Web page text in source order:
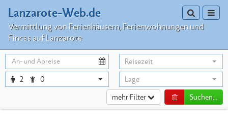
Toggle
Lanzarote-Web.de
Vermittlung von Ferienhäusern, Ferienwohnungen und
Fincas auf Lanzarote
Reisezeit
2 0 Lage
Suchen...
mehr Filter